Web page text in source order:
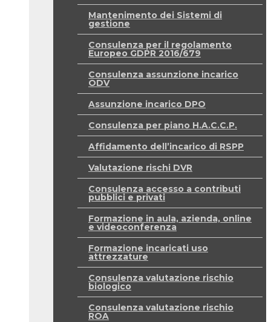
Mantenimento dei Sistemi di
gestione
Consulenza per il regolamento
Europeo GDPR 2016/679
Consulenza assunzione incarico
ODV
Assunzione incarico DPO
Consulenza per piano H.A.C.C.P.
Affidamento dell’incarico di RSPP
Valutazione rischi DVR
Consulenza accesso a contributi
pubblici e privati
Formazione in aula, azienda, online
e videoconferenza
Formazione incaricati uso
attrezzature
Consulenza valutazione rischio
biologico
Consulenza valutazione rischio
ROA